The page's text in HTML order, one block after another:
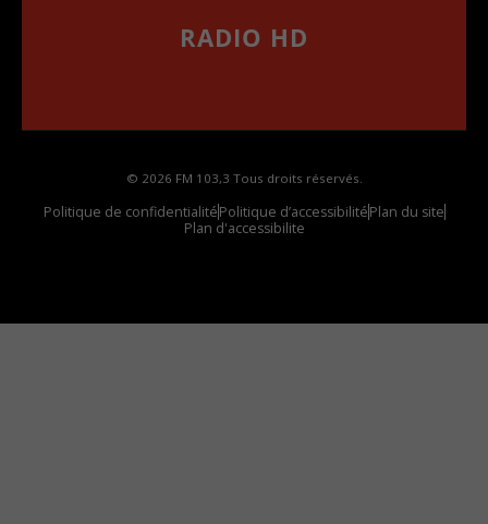
RADIO HD
© 2026 FM 103,3 Tous droits réservés.
Politique de confidentialitéPolitique d’accessibilitéPlan du site
Plan d'accessibilite